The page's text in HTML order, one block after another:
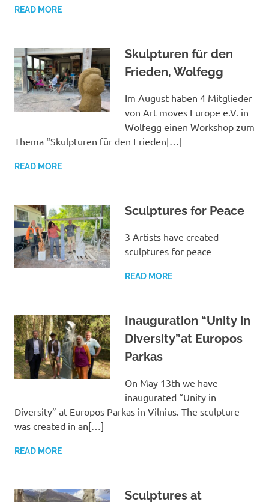
READ MORE
Skulpturen für den
Frieden, Wolfegg
Im August haben 4 Mitglieder
von Art moves Europe e.V. in
Wolfegg einen Workshop zum
Thema “Skulpturen für den Frieden[…]
READ MORE
Sculptures for Peace
3 Artists have created
sculptures for peace
READ MORE
Inauguration “Unity in
Diversity”at Europos
Parkas
On May 13th we have
inaugurated “Unity in
Diversity” at Europos Parkas in Vilnius. The sculpture
was created in an[…]
READ MORE
Sculptures at